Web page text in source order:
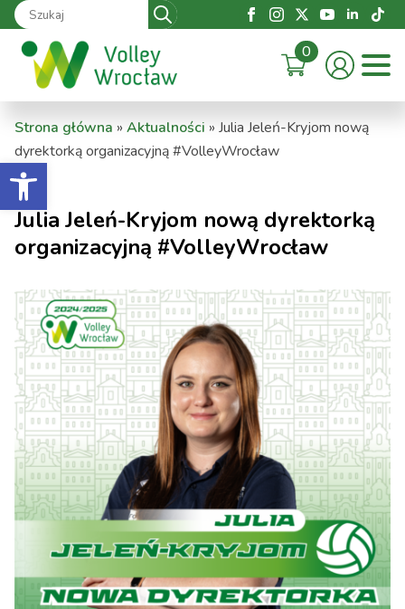
Otwórz pasek narzędzi
Search
for:
0
Strona główna » Aktualności » Julia Jeleń-Kryjom nową
dyrektorką organizacyjną #VolleyWrocław
Julia Jeleń-Kryjom nową dyrektorką
organizacyjną #VolleyWrocław